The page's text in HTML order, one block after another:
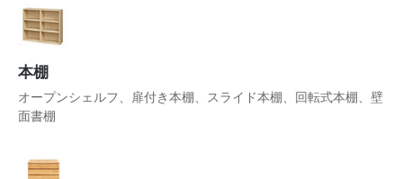
本棚
オープンシェルフ、扉付き本棚、スライド本棚、回転式本棚、壁
面書棚